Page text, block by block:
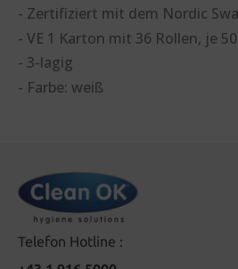
- Zertifiziert mit dem Nordic
- VE 1 Karton mit 36 Rollen, je
- 3-lagig
- Farbe: weiß
Telefon Hotline :